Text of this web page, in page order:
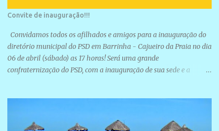
Convite de inauguração!!!
Convidamos todos os afilhados e amigos para a inauguração do
diretório municipal do PSD em Barrinha - Cajueiro da Praia no dia
06 de abril (sábado) as 17 horas! Será uma grande
confraternização do PSD, com a inauguração de sua sede e a